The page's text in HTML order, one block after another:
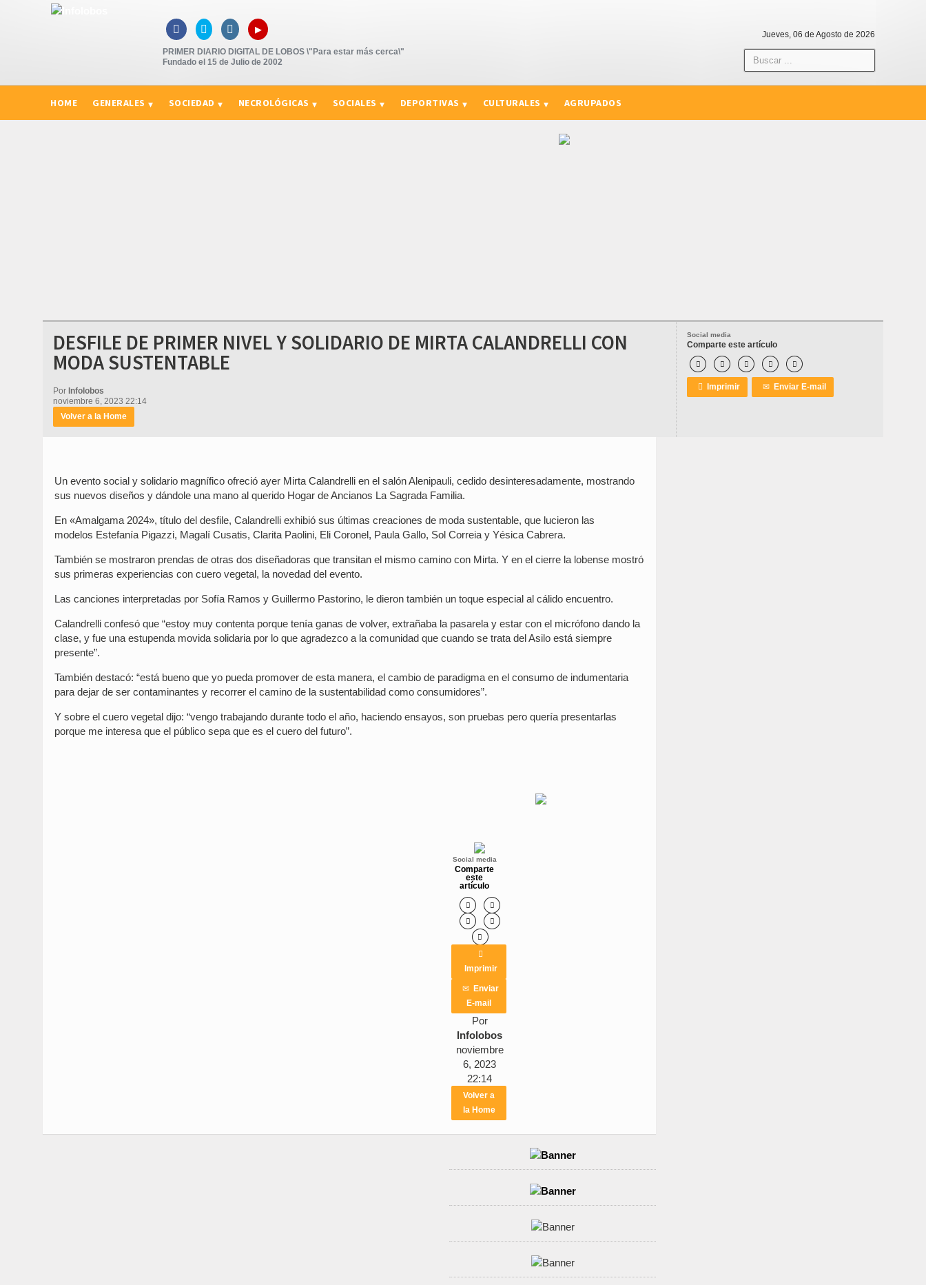
   ▸
PRIMER DIARIO DIGITAL DE LOBOS \"Para estar más cerca\"
Fundado el 15 de Julio de 2002
Jueves, 06 de Agosto de 2026
HOME GENERALES SOCIEDAD NECROLÓGICAS SOCIALES DEPORTIVAS CULTURALES AGRUPADOS
Social media
Comparte este artículo
    
 Imprimir ✉ Enviar E-mail
DESFILE DE PRIMER NIVEL Y SOLIDARIO DE MIRTA CALANDRELLI CON
MODA SUSTENTABLE
Por Infolobos
noviembre 6, 2023 22:14
Volver a la Home
Un evento social y solidario magnífico ofreció ayer Mirta Calandrelli en el salón Alenipauli, cedido desinteresadamente, mostrando
sus nuevos diseños y dándole una mano al querido Hogar de Ancianos La Sagrada Familia.
En «Amalgama 2024», título del desfile, Calandrelli exhibió sus últimas creaciones de moda sustentable, que lucieron las
modelos Estefanía Pigazzi, Magalí Cusatis, Clarita Paolini, Eli Coronel, Paula Gallo, Sol Correia y Yésica Cabrera.
También se mostraron prendas de otras dos diseñadoras que transitan el mismo camino con Mirta. Y en el cierre la lobense mostró
sus primeras experiencias con cuero vegetal, la novedad del evento.
Las canciones interpretadas por Sofía Ramos y Guillermo Pastorino, le dieron también un toque especial al cálido encuentro.
Calandrelli confesó que “estoy muy contenta porque tenía ganas de volver, extrañaba la pasarela y estar con el micrófono dando la
clase, y fue una estupenda movida solidaria por lo que agradezco a la comunidad que cuando se trata del Asilo está siempre
presente”.
También destacó: “está bueno que yo pueda promover de esta manera, el cambio de paradigma en el consumo de indumentaria
para dejar de ser contaminantes y recorrer el camino de la sustentabilidad como consumidores”.
Y sobre el cuero vegetal dijo: “vengo trabajando durante todo el año, haciendo ensayos, son pruebas pero quería presentarlas
porque me interesa que el público sepa que es el cuero del futuro”.
Social media
Comparte
este
artículo






Imprimir
✉ Enviar
E-mail
Por
Infolobos
noviembre
6, 2023
22:14
Volver a
la Home